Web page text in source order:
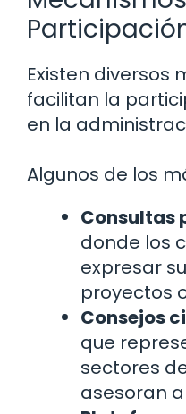
Existen diversos
facilitan la
en la
Algunos de los
Consultas
donde los
expresar
proyectos
Consejos
que
sectores
asesoran